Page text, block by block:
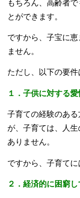
もちろん、高齢者
とができます。
ですから、子宝に
ません。
ただし、以下の要件
１．子供に対する
子育ての経験のあ
が、子育ては、人
ありません。
ですから、子育てに
２．経済的に困窮